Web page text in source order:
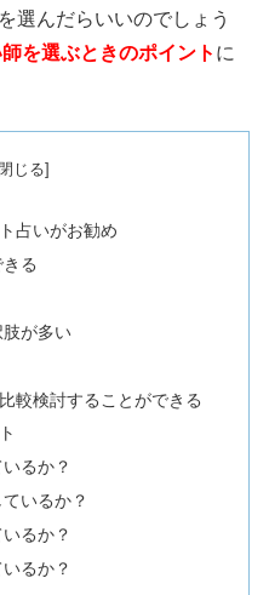
選んだらいいのでしょう
を選ぶときのポイント に
占いがお勧め
る
が多い
較検討することができる
るか？
いるか？
るか？
るか？